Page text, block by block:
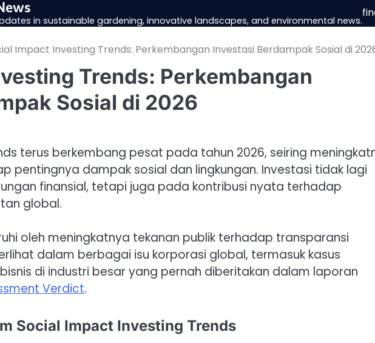
in sustainable gardening, innovative landscapes, and environmental news.
Impact Investing Trends: Perkembangan Investasi Berdampak Sosial di
Trends: Perkembangan
Sosial di 2026
terus berkembang pesat pada tahun 2026, seiring
pentingnya dampak sosial dan lingkungan. Investasi tidak lagi
finansial, tetapi juga pada kontribusi nyata terhadap
global.
oleh meningkatnya tekanan publik terhadap transparansi
dalam berbagai isu korporasi global, termasuk kasus
di industri besar yang pernah diberitakan dalam laporan
Verdict.
Social Impact Investing Trends